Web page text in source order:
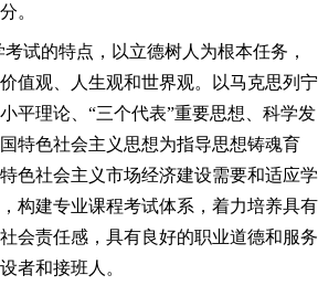
。
考试的特点，以立德树人为根本任务，
值观、人生观和世界观。以马克思列宁
平理论、“三个代表”重要思想、科学发
特色社会主义思想为指导思想铸魂育
色社会主义市场经济建设需要和适应学
构建专业课程考试体系，着力培养具有
会责任感，具有良好的职业道德和服务
者和接班人。